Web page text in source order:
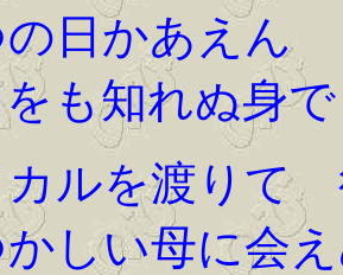
日かあえん
知れぬ身で
カルを渡りて
しい母に会